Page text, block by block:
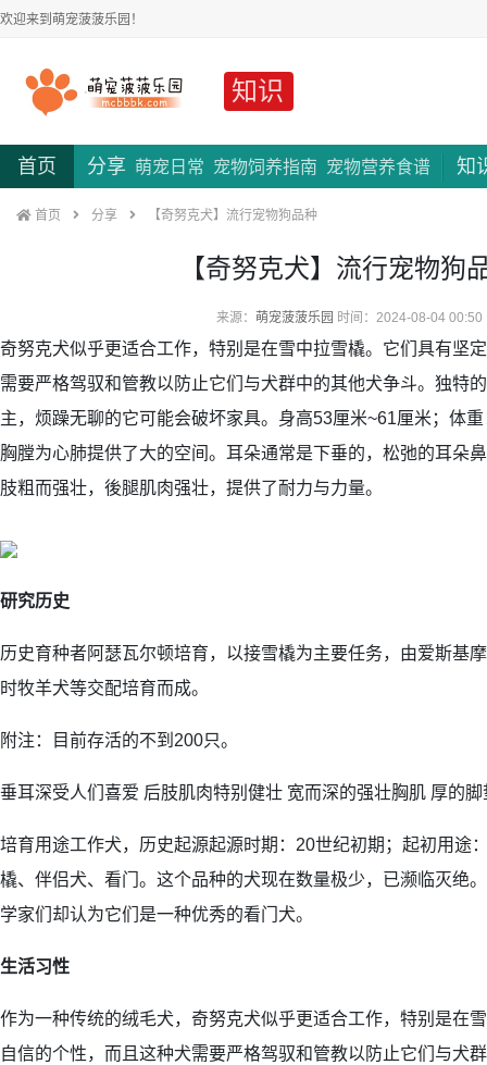
欢迎来到萌宠菠菠乐园！
知识
首页 分享 萌宠日常 宠物饲养指南 宠物营养食谱 知
首页 分享 【奇努克犬】流行宠物狗品种
【奇努克犬】流行宠物狗
来源： 萌宠菠菠乐园 时间：2024-08-04 00:50
奇努克犬似乎更适合工作，特别是在雪中拉雪橇。它们具有坚
需要严格驾驭和管教以防止它们与犬群中的其他犬争斗。独特
主，烦躁无聊的它可能会破坏家具。身高53厘米~61厘米；体
胸膛为心肺提供了大的空间。耳朵通常是下垂的，松弛的耳朵
肢粗而强壮，後腿肌肉强壮，提供了耐力与力量。
研究历史
历史育种者阿瑟瓦尔顿培育，以接雪橇为主要任务，由爱斯基
时牧羊犬等交配培育而成。
附注：目前存活的不到200只。
垂耳深受人们喜爱 后肢肌肉特别健壮 宽而深的强壮胸肌 厚的脚
培育用途工作犬，历史起源起源时期：20世纪初期；起初用途
橇、伴侣犬、看门。这个品种的犬现在数量极少，已濒临灭绝
学家们却认为它们是一种优秀的看门犬。
生活习性
作为一种传统的绒毛犬，奇努克犬似乎更适合工作，特别是在
自信的个性，而且这种犬需要严格驾驭和管教以防止它们与犬